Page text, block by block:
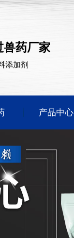
兽药厂家
添加剂
产品中心